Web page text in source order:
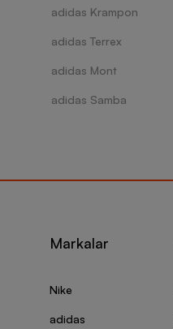
adidas Krampon
adidas Terrex
adidas Mont
adidas Samba
Markalar
Nike
adidas